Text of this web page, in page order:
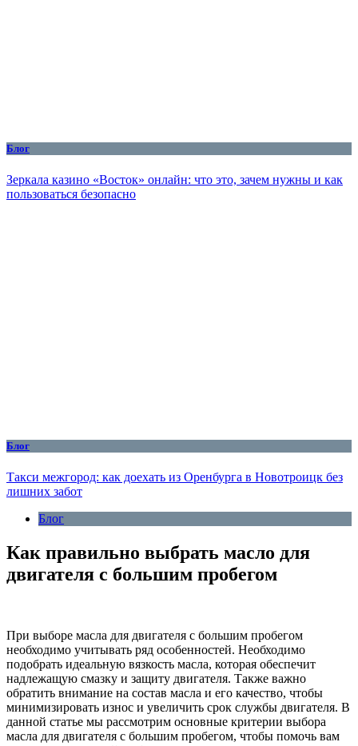
Блог
Зеркала казино «Восток» онлайн: что это, зачем нужны и как
пользоваться безопасно
Блог
Такси межгород: как доехать из Оренбурга в Новотроицк без
лишних забот
Блог
Как правильно выбрать масло для
двигателя с большим пробегом
При выборе масла для двигателя с большим пробегом
необходимо учитывать ряд особенностей. Необходимо
подобрать идеальную вязкость масла, которая обеспечит
надлежащую смазку и защиту двигателя. Также важно
обратить внимание на состав масла и его качество, чтобы
минимизировать износ и увеличить срок службы двигателя. В
данной статье мы рассмотрим основные критерии выбора
масла для двигателя с большим пробегом, чтобы помочь вам